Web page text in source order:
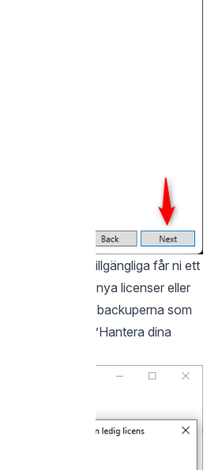
backuplicenser tillgängliga får ni ett
välja att köpa nya licenser eller
ni inte behöver backuperna som
kan ni klicka på ”Hantera dina